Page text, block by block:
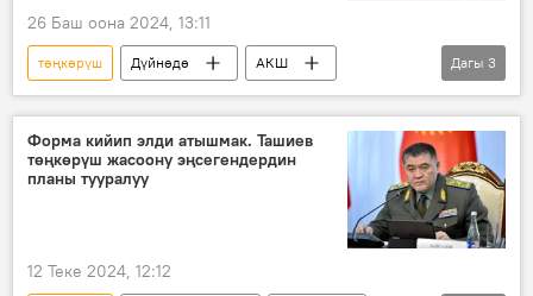
26 Баш оона 2024, 13:11
төңкөрүш Дүйнөдө
АКШ
Грузия
шайлоо
бийлик
чалгындоо
Дагы 3
Форма кийип элди атышмак. Ташиев
төңкөрүш жасоону эңсегендердин
планы тууралуу
12 Теке 2024, 12:12